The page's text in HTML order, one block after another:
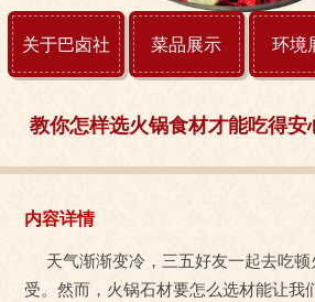
关于巴卤社 菜品展示 环境
教你怎样选火锅食材才能吃得安
内容详情
天气渐渐变冷，三五好友一起去吃顿
受。然而，火锅石材要怎么选材能让我